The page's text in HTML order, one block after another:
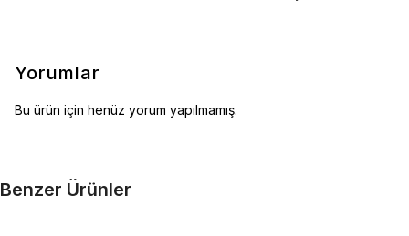
Yorumlar
Bu ürün için henüz yorum yapılmamış.
Benzer Ürünler